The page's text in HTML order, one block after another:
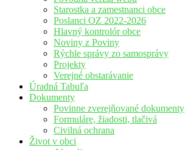
Starostka a zamestnanci obce
Poslanci OZ 2022-2026
Hlavný kontrolór obce
Noviny z Poviny
Rýchle správy zo samosprávy
Projekty
Verejné obstarávanie
Úradná Tabuľa
Dokumenty
Povinne zverejňované dokumenty
Formuláre, žiadosti, tlačivá
Civilná ochrana
Život v obci